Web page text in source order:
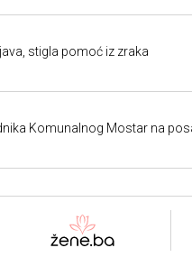
stigla pomoć iz zraka
Komunalnog Mostar na